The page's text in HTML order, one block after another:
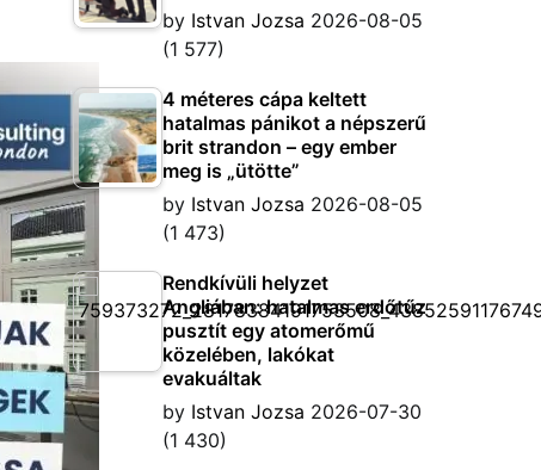
by Istvan Jozsa 2026-08-05
(1 577)
4 méteres cápa keltett
hatalmas pánikot a népszerű
brit strandon – egy ember
meg is „ütötte”
by Istvan Jozsa 2026-08-05
(1 473)
Rendkívüli helyzet
Angliában: hatalmas erdőtűz
pusztít egy atomerőmű
közelében, lakókat
evakuáltak
by Istvan Jozsa 2026-07-30
(1 430)